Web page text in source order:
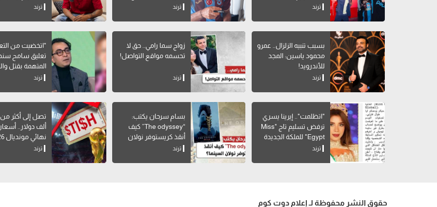
صلاح
ترند
بالدوري التركي؟
ترند ترند
بسبب تنبيه الزلزال.. عمرو
محمود ياسين: المجد
للأندرويد!
ترند
زواج سما رامي.. حق لا
تحسمه مواقع التواصل!
ترند
"اتخضيت من
تعليق سامح
المتهمة بقتل
بالإسكندرية
ترند
"اتظلمت".. إيرينا يسري
ترفض تسليم تاج "Miss
Egypt" للملكة الجديدة
ترند
بسام سرحان يكتب:
“The odyssey” كيف
أنقذ كريستوفر نولان
السينما؟
ترند
ألف دولار.. أسعار
نهائي مونديال 2026
ترند
حقوق النشر محفوظة لـ إعلام دوت كوم